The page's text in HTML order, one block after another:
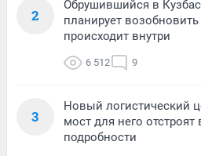
2
Обрушившийся в
планирует
происходит внутри
6 512 9
3
Новый логистический
мост для него отстроят
подробности